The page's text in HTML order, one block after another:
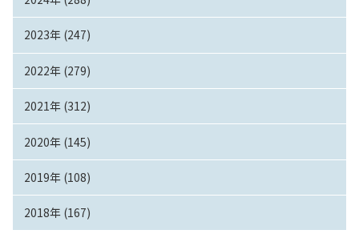
2023年 (247)
2022年 (279)
2021年 (312)
2020年 (145)
2019年 (108)
2018年 (167)